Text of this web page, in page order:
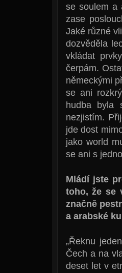
se soulem a
zase
Jaké různé
dozvěděla
vkládat
čerpám.
německými
se ani
hudba byla
nezjistím.
jde dost
jako world
se ani s
Mládí jste
toho, že se
značně
a arabské
„Řeknu
Čech a na
deset let v